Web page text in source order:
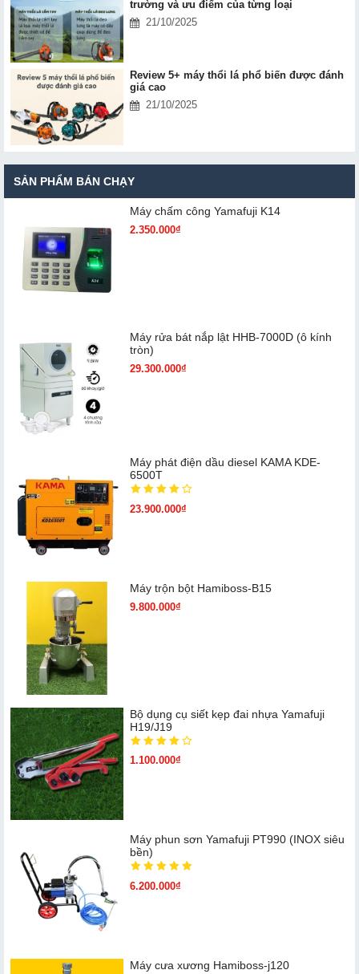
trường và ưu điểm của từng loại
21/10/2025
Review 5+ máy thổi lá phổ biến được đánh
giá cao
21/10/2025
SẢN PHẨM BÁN CHẠY
Máy chấm cô​ng Yamafuji K14
2.350.000₫
Máy rửa bát nắp lật HHB-7000D (ô kính
tròn)
29.300.000₫
Máy phát điện dầu diesel KAMA KDE-
6500T
23.900.000₫
Máy trộn bột Hamiboss-B15
9.800.000₫
Bộ dụng cụ siết kẹp đai nhựa Yamafuji
H19/J19
1.100.000₫
Máy phun sơn Yamafuji PT990 (INOX siêu
bền)
6.200.000₫
Máy cưa xương Hamiboss-j120